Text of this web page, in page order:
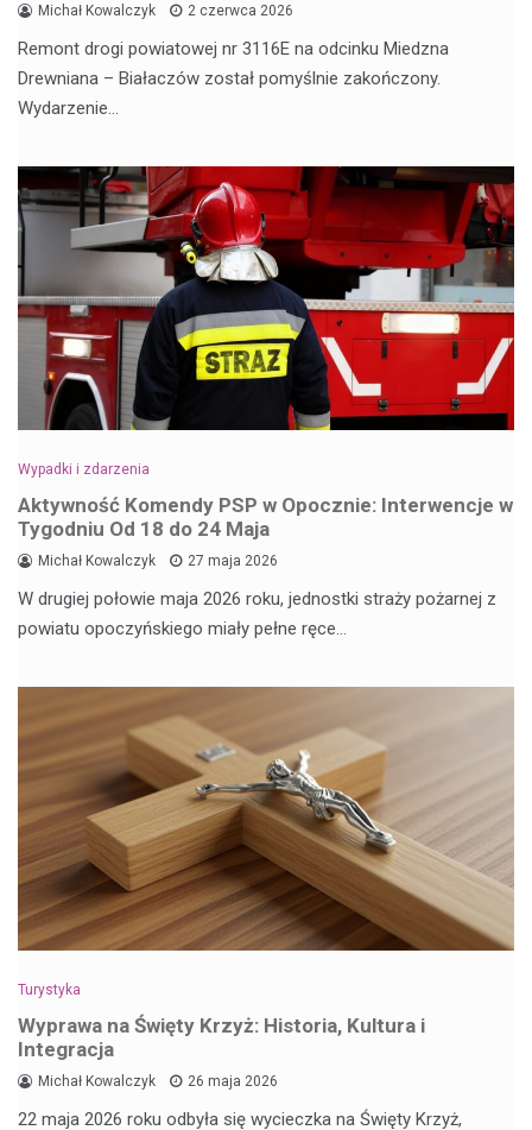
Michał Kowalczyk 2 czerwca 2026
Remont drogi powiatowej nr 3116E na odcinku Miedzna
Drewniana – Białaczów został pomyślnie zakończony.
Wydarzenie…
Wypadki i zdarzenia
Aktywność Komendy PSP w Opocznie: Interwencje w
Tygodniu Od 18 do 24 Maja
Michał Kowalczyk 27 maja 2026
W drugiej połowie maja 2026 roku, jednostki straży pożarnej z
powiatu opoczyńskiego miały pełne ręce…
Turystyka
Wyprawa na Święty Krzyż: Historia, Kultura i
Integracja
Michał Kowalczyk 26 maja 2026
22 maja 2026 roku odbyła się wycieczka na Święty Krzyż,